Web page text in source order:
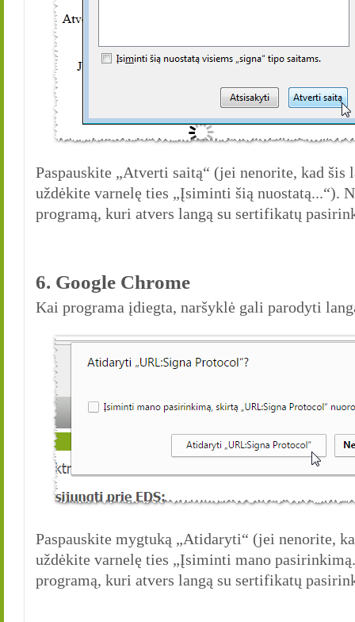
Paspauskite „Atverti saitą“ (jei nenorite, kad šis
uždėkite varnelę ties „Įsiminti šią nuostatą...“).
programą, kuri atvers langą su sertifikatų
6. Google Chrome
Kai programa įdiegta, naršyklė gali parodyti
Paspauskite mygtuką „Atidaryti“ (jei nenorite,
uždėkite varnelę ties „Įsiminti mano
programą, kuri atvers langą su sertifikatų